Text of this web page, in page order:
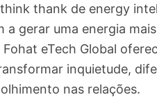
thank de energy
gerar uma energia
eTech Global
inquietude,
nas relações.